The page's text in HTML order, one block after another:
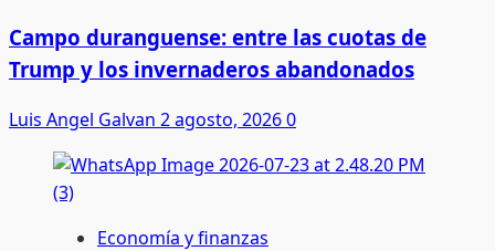
Campo duranguense: entre las cuotas de
Trump y los invernaderos abandonados
Luis Angel Galvan 2 agosto, 20260
Economía y finanzas